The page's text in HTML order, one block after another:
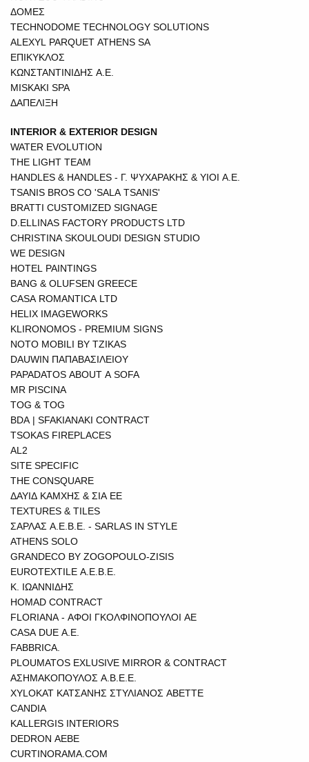
ΔΟΜΕΣ
TECHNODOME TECHNOLOGY SOLUTIONS
ALEXYL PARQUET ATHENS SA
ΕΠΙΚΥΚΛΟΣ
ΚΩΝΣΤΑΝΤΙΝΙΔΗΣ Α.Ε.
MISKAKI SPA
ΔΑΠΕΛΙΞΗ
INTERIOR & EXTERIOR DESIGN
WATER EVOLUTION
THE LIGHT TEAM
HANDLES & HANDLES - Γ. ΨΥΧΑΡΑΚΗΣ & ΥΙΟΙ Α.Ε.
TSANIS BROS CO 'SALA TSANIS'
BRATTI CUSTOMIZED SIGNAGE
D.ELLINAS FACTORY PRODUCTS LTD
CHRISTINA SKOULOUDI DESIGN STUDIO
WE DESIGN
HOTEL PAINTINGS
BANG & OLUFSEN GREECE
CASA ROMANTICA LTD
HELIX IMAGEWORKS
KLIRONOMOS - PREMIUM SIGNS
NOTO MOBILI BY TZIKAS
DAUWIN ΠΑΠΑΒΑΣΙΛΕΙΟΥ
PAPADATOS ABOUT A SOFA
MR PISCINA
TOG & TOG
BDA | SFAKIANAKI CONTRACT
TSOKAS FIREPLACES
AL2
SITE SPECIFIC
THE CONSQUARE
ΔΑΥΙΔ ΚΑΜΧΗΣ & ΣΙΑ ΕΕ
TEXTURES & TILES
ΣΑΡΛΑΣ Α.Ε.Β.Ε. - SARLAS IN STYLE
ATHENS SOLO
GRANDECO BY ZOGOPOULO-ZISIS
EUROTEXTILE A.E.B.E.
Κ. ΙΩΑΝΝΙΔΗΣ
HOMAD CONTRACT
FLORIANA - ΑΦΟΙ ΓΚΟΛΦΙΝΟΠΟΥΛΟΙ ΑΕ
CASA DUE Α.Ε.
FABBRICA.
PLOUMATOS EXLUSIVE MIRROR & CONTRACT
ΑΣΗΜΑΚΟΠΟΥΛΟΣ Α.Β.Ε.Ε.
XYLOKAT ΚΑΤΣΑΝΗΣ ΣΤΥΛΙΑΝΟΣ ΑΒΕΤΤΕ
CANDIA
KALLERGIS INTERIORS
DEDRON AEBE
CURTINORAMA.COM